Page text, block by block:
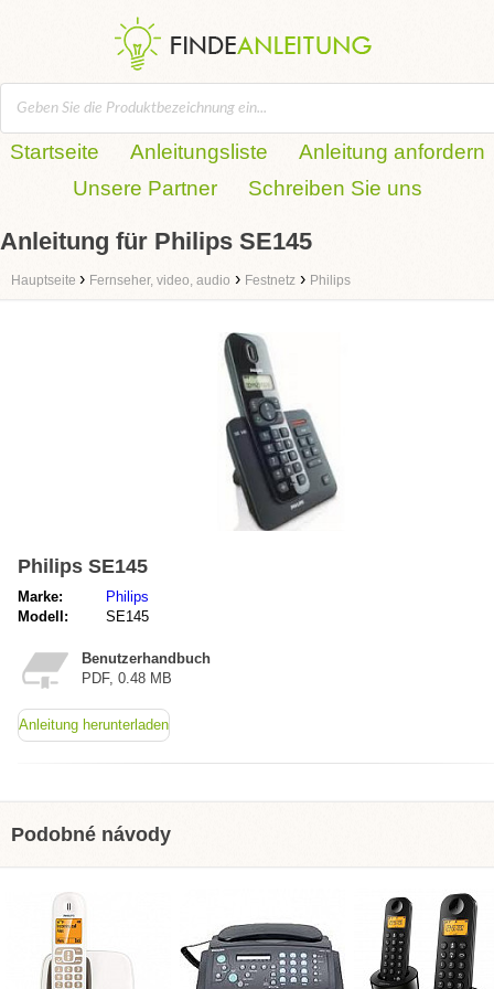
Startseite Anleitungsliste
Anleitung anfordern
Unsere Partner
Schreiben Sie uns
Anleitung für Philips SE145
Hauptseite › Fernseher, video, audio › Festnetz › Philips
Philips SE145
Marke:
Philips
Modell:
SE145
Benutzerhandbuch
PDF, 0.48 MB
Anleitung herunterladen
Podobné návody